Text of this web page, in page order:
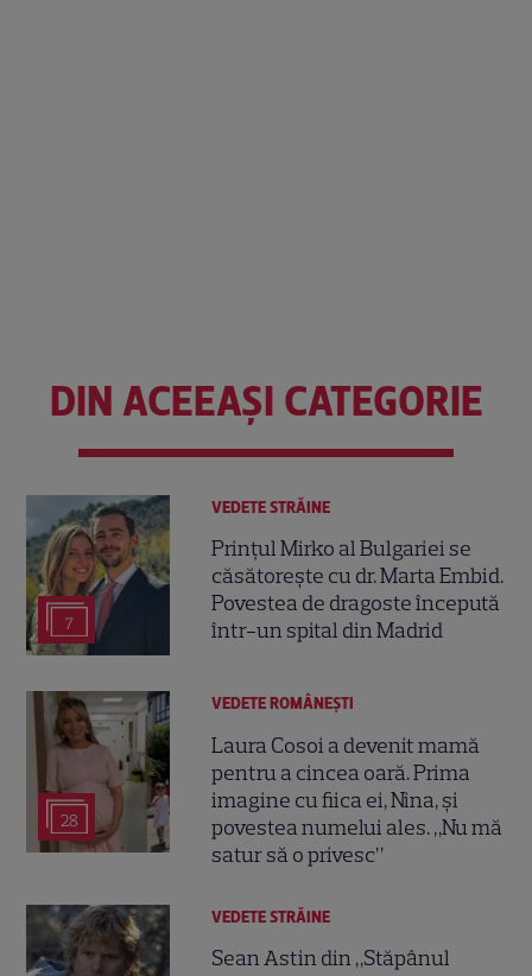
DIN ACEEAȘI CATEGORIE
7
VEDETE STRĂINE
Prințul Mirko al Bulgariei se
căsătorește cu dr. Marta Embid.
Povestea de dragoste începută
într-un spital din Madrid
28
VEDETE ROMÂNEŞTI
Laura Cosoi a devenit mamă
pentru a cincea oară. Prima
imagine cu fiica ei, Nina, și
povestea numelui ales. „Nu mă
satur să o privesc”
VEDETE STRĂINE
Sean Astin din „Stăpânul